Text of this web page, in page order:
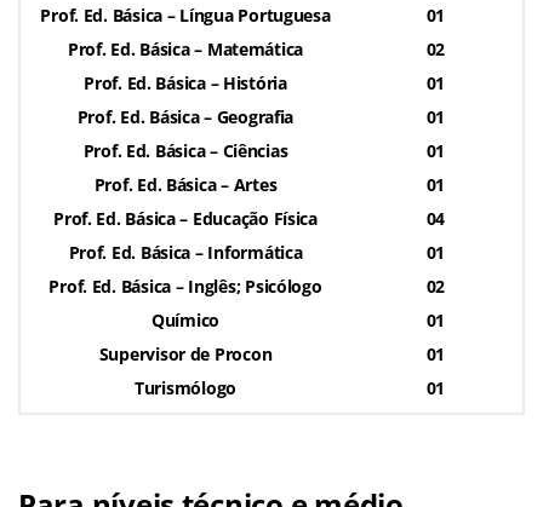
Prof. Ed. Básica – Língua Portuguesa
Prof. Ed. Básica – Matemática
Prof. Ed. Básica – História
Prof. Ed. Básica – Geografia
Prof. Ed. Básica – Ciências
Prof. Ed. Básica – Artes
Prof. Ed. Básica – Educação Física
Prof. Ed. Básica – Informática
Prof. Ed. Básica – Inglês; Psicólogo
Químico
Supervisor de Procon
Turismólogo
01
02
01
01
01
01
04
01
02
01
01
01